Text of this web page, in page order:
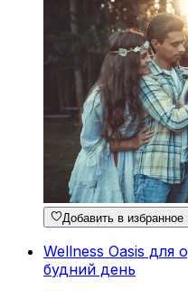
Добавить в избранное
Wellness Oasis для
будний день